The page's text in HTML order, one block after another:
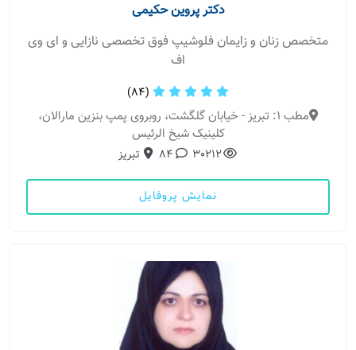
دکتر پروین حکیمی
متخصص زنان و زایمان فلوشیپ فوق تخصصی نازایی و ای وی
اف
(84)
مطب 1: تبریز - خیابان گلگشت، روبروی پمپ بنزین مارالان،
کلینیک شیخ الرئیس
30212
84 تبریز
نمایش پروفایل